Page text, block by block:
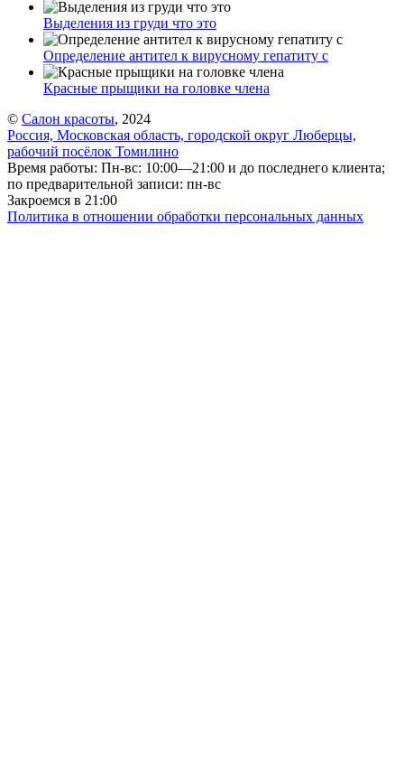
Выделения из груди что это
Определение антител к вирусному гепатиту с
Красные прыщики на головке члена
© Салон красоты, 2024
Россия, Московская область, городской округ Люберцы,
рабочий посёлок Томилино
Время работы: Пн-вс: 10:00—21:00 и до последнего клиента;
по предварительной записи: пн-вс
Закроемся в 21:00
Политика в отношении обработки персональных данных